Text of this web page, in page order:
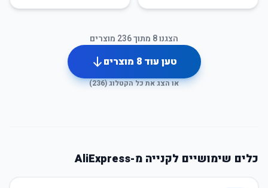
הצגנו8 מתוך236 מוצרים
טען עוד8 מוצרים
או הצג את כל הקטלוג (236
)
כלים שימושיים לקנייה מ-AliExpress